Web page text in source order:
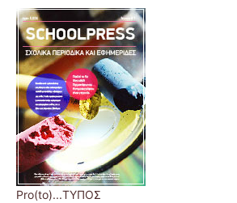
Pro(to)...ΤΥΠΟΣ